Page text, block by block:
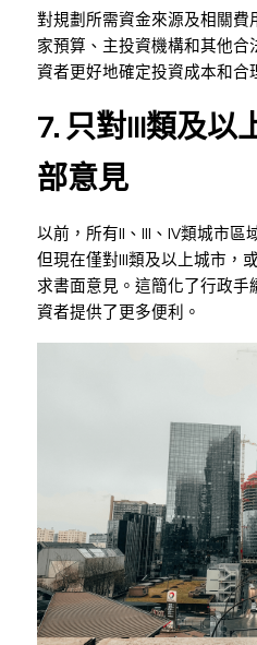
對規劃所需資金來源及相關費
家預算、主投資機構和其他合
資者更好地確定投資成本和合
7. 只對III類及以
部意見
以前，所有II、III、IV類城市區
但現在僅對III類及以上城市，
求書面意見。這簡化了行政手
資者提供了更多便利。